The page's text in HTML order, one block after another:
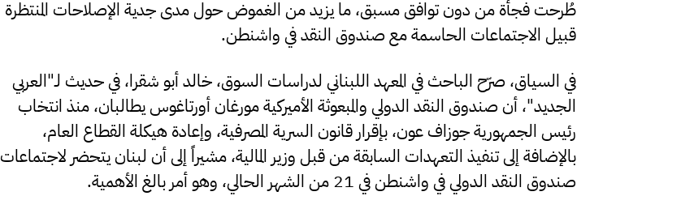
طُرحت فجأة من دون توافق مسبق، ما يزيد من الغموض حول مدى جدية الإصلاحات المنتظرة
قبيل الاجتماعات الحاسمة مع صندوق النقد في واشنطن.
في السياق، صرّح الباحث في المعهد اللبناني لدراسات السوق، خالد أبو شقرا، في حديث لـ"العربي
الجديد"، أن صندوق النقد الدولي والمبعوثة الأميركية مورغان أورتاغوس يطالبان، منذ انتخاب
رئيس الجمهورية جوزاف عون، بإقرار قانون السرية المصرفية، وإعادة هيكلة القطاع العام،
بالإضافة إلى تنفيذ التعهدات السابقة من قبل وزير المالية، مشيراً إلى أن لبنان يتحضر لاجتماعات
صندوق النقد الدولي في واشنطن في 21 من الشهر الحالي، وهو أمر بالغ الأهمية.